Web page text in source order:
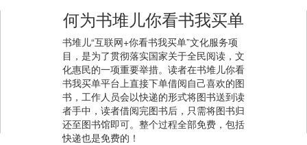
何为书堆儿你看书我买单
书堆儿“互联网+你看书我买单”文化服务项
目，是为了贯彻落实国家关于全民阅读，文
化惠民的一项重要举措。读者在书堆儿你看
书我买单平台上直接下单借阅自己喜欢的图
书，工作人员会以快递的形式将图书送到读
者手中，读者借阅完图书后，只需将图书归
还至图书馆即可。整个过程全部免费，包括
快递也是免费的！